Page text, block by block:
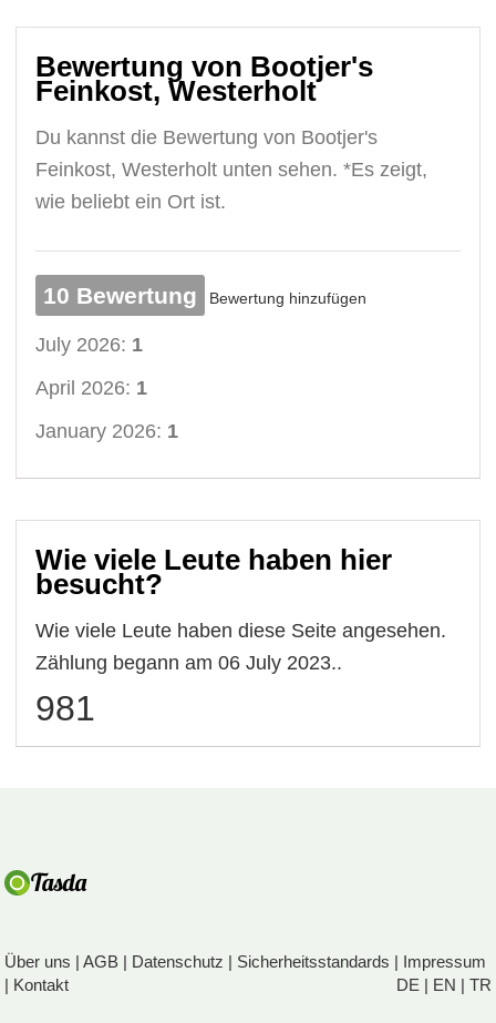
Bewertung von Bootjer's
Feinkost, Westerholt
Du kannst die Bewertung von Bootjer's
Feinkost, Westerholt unten sehen. *Es zeigt,
wie beliebt ein Ort ist.
10 Bewertung Bewertung hinzufügen
July 2026: 1
April 2026: 1
January 2026: 1
Wie viele Leute haben hier
besucht?
Wie viele Leute haben diese Seite angesehen.
Zählung begann am 06 July 2023..
981
Über uns |AGB | Datenschutz | Sicherheitsstandards | Impressum
| Kontakt DE | EN | TR